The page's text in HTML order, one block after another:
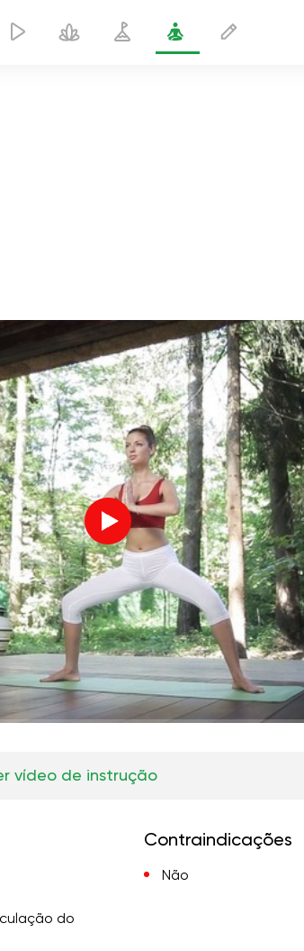
Voz do instrutor
o voo da alma
paz interior
sonhos matinais
frescor da floresta
chuva de verão
silêncio da montanha
brisa do mar
a voz do vento
floresta da primavera
vídeo de instrução
do
Contraindicações
Não